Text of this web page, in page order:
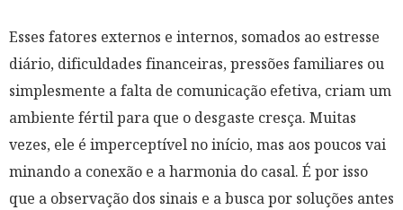
Esses fatores externos e internos, somados ao estresse
diário, dificuldades financeiras, pressões familiares ou
simplesmente a falta de comunicação efetiva, criam um
ambiente fértil para que o desgaste cresça. Muitas
vezes, ele é imperceptível no início, mas aos poucos vai
minando a conexão e a harmonia do casal. É por isso
que a observação dos sinais e a busca por soluções antes